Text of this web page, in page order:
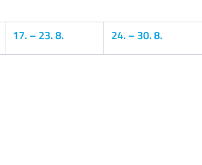
17.–23. 8. 24.–30. 8.